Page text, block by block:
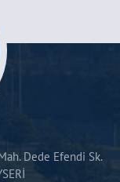
Dede Efendi Sk.